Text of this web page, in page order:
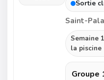
Sortie
Saint-
Semaine
la piscine
Groupe